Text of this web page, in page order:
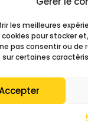
les meilleures
cookies pour stocker
pas consentir ou
certaines> TOUTES